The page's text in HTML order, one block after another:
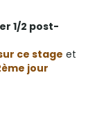
1/2 post-
ce stage et
jour